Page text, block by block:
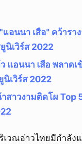
แอนนา เสือ" คว้ารา
นิเวิร์ส 2022
แอนนา เสือ พลาดเ
เวิร์ส 2022
สาวงามติดโผ Top
วณอ่าวไทยมีกำลัง